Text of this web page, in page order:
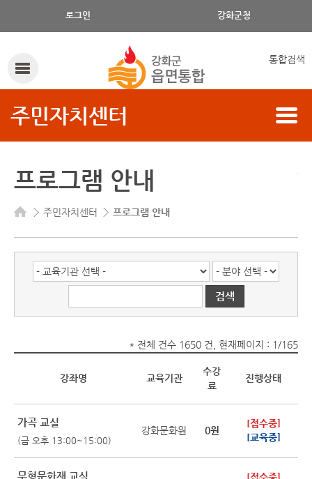
로그인 강화군청
통합검색
주민자치센터
프로그램 안내
주민자치센터 프로그램 안내
* 전체 건수 1650 건, 현재페이지 : 1/165
강좌명 교육기관
수강
료
진행상태
가곡 교실
(금 오후 13:00~15:00)
강화문화원 0원
[접수중]
[교육중]
무형문화재 교실